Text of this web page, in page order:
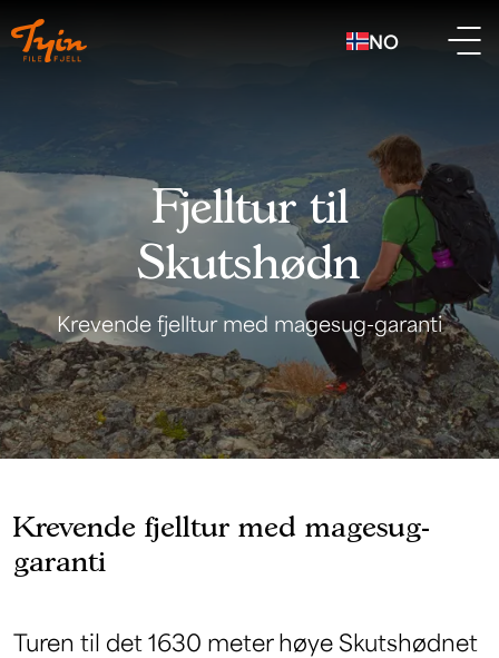
NO
Fjelltur til
Skutshødn
Krevende fjelltur med magesug-garanti
Krevende fjelltur med magesug-
garanti
Turen til det 1630 meter høye Skutshødnet